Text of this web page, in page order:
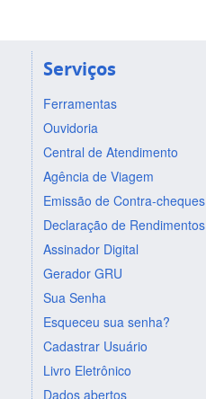
Serviços
Ferramentas
Ouvidoria
Central de Atendimento
Agência de Viagem
Emissão de Contra-cheques
Declaração de Rendimentos
Assinador Digital
Gerador GRU
Sua Senha
Esqueceu sua senha?
Cadastrar Usuário
Livro Eletrônico
Dados abertos